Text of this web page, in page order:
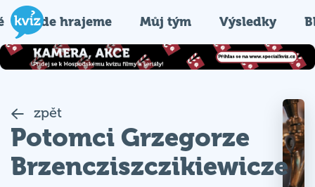
Kde hrajeme Můj tým Výsledky
zpět
Potomci Grzegorze
Brzencziszczikiewicze